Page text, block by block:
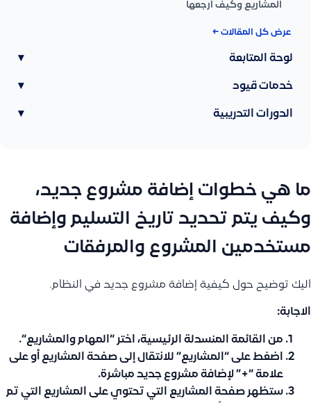
المشاريع وكيف أرجعها
عرض كل المقالات ←
لوحة المتابعة ▾
خدمات قيود ▾
الدورات التدريبية ▾
ما هي خطوات إضافة مشروع جديد،
وكيف يتم تحديد تاريخ التسليم وإضافة
مستخدمين المشروع والمرفقات
اليك توضيح حول كيفية إضافة مشروع جديد في النظام.
الاجابة:
من القائمة المنسدلة الرئيسية، اختر “ المهام والمشاريع“.
اضغط على “ المشاريع” للانتقال إلى صفحة المشاريع أو على
علامة “+” لإضافة مشروع جديد مباشرة.
ستظهر صفحة المشاريع التي تحتوي على المشاريع التي تم